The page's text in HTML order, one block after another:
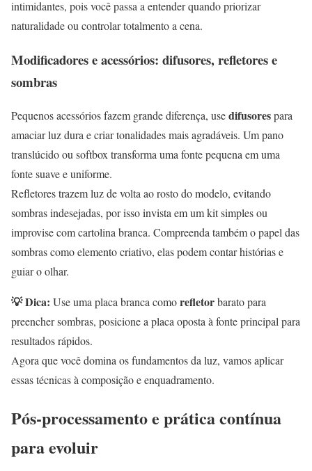
intimidantes, pois você passa a entender quando priorizar
naturalidade ou controlar totalmento a cena.
Modificadores e acessórios: difusores, refletores e
sombras
Pequenos acessórios fazem grande diferença, usedifusorespara
amaciar luz dura e criar tonalidades mais agradáveis. Um pano
translúcido ou softbox transforma uma fonte pequena em uma
fonte suave e uniforme.
Refletores trazem luz de volta ao rosto do modelo, evitando
sombras indesejadas, por isso invista em um kit simples ou
improvise com cartolina branca. Compreenda também o papel das
sombras como elemento criativo, elas podem contar histórias e
guiar o olhar.
💡 Dica: Use uma placa branca comorefletorbarato para
preencher sombras, posicione a placa oposta à fonte principal para
resultados rápidos.
Agora que você domina os fundamentos da luz, vamos aplicar
essas técnicas à composição e enquadramento.
Pós-processamento e prática contínua
para evoluir